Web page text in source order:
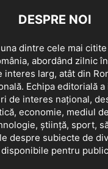
DESPRE NOI
dintre cele mai
abordând zilnic
larg, atât din
Echipa editorială
de interes național,
economie, mediul
știință, sport,
despre subiecte de
pentru